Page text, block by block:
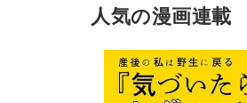
人気の漫画連載